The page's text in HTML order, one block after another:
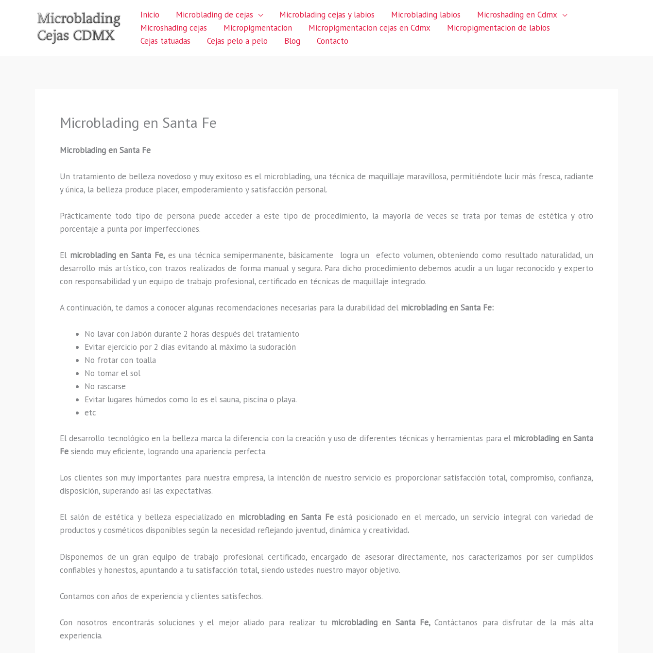
Inicio Microblading de cejas Microblading cejas y labios Microblading labios
Microshading en Cdmx
Microshading cejas
Micropigmentacion Micropigmentacion cejas en Cdmx
Micropigmentacion de labios
Cejas tatuadas
Cejas pelo a pelo Blog Contacto
Microblading en Santa Fe
Microblading en Santa Fe
Un tratamiento de belleza novedoso y muy exitoso es el microblading, una técnica de maquillaje maravillosa, permitiéndote lucir más fresca, radiante
y única, la belleza produce placer, empoderamiento y satisfacción personal.
Prácticamente todo tipo de persona puede acceder a este tipo de procedimiento, la mayoría de veces se trata por temas de estética y otro
porcentaje a punta por imperfecciones.
El microblading en Santa Fe, es una técnica semipermanente, básicamente
logra un efecto volumen, obteniendo como resultado naturalidad, un
desarrollo más artístico, con trazos realizados de forma manual y segura. Para dicho procedimiento debemos acudir a un lugar reconocido y experto
con responsabilidad y un equipo de trabajo profesional, certificado en técnicas de maquillaje integrado.
A continuación, te damos a conocer algunas recomendaciones necesarias para la durabilidad del microblading en Santa Fe:
No lavar con Jabón durante 2 horas después del tratamiento
Evitar ejercicio por 2 días evitando al máximo la sudoración
No frotar con toalla
No tomar el sol
No rascarse
Evitar lugares húmedos como lo es el sauna, piscina o playa.
etc
El desarrollo tecnológico en la belleza marca la diferencia con la creación y uso de diferentes técnicas y herramientas para el microblading en Santa
Fe siendo muy eficiente, logrando una apariencia perfecta.
Los clientes son muy importantes para nuestra empresa, la intención de nuestro servicio es proporcionar satisfacción total, compromiso, confianza,
disposición, superando así las expectativas.
El salón de estética y belleza especializado en microblading en Santa Feestá posicionado en el mercado, un servicio integral con variedad de
productos y cosméticos disponibles según la necesidad reflejando juventud, dinámica y creatividad.
Disponemos de un gran equipo de trabajo profesional certificado, encargado de asesorar directamente, nos caracterizamos por ser cumplidos
confiables y honestos, apuntando a tu satisfacción total, siendo ustedes nuestro mayor objetivo.
Contamos con años de experiencia y clientes satisfechos.
Con nosotros encontrarás soluciones y el mejor aliado para realizar tu microblading en Santa Fe,Contáctanos para disfrutar de la más alta
experiencia.